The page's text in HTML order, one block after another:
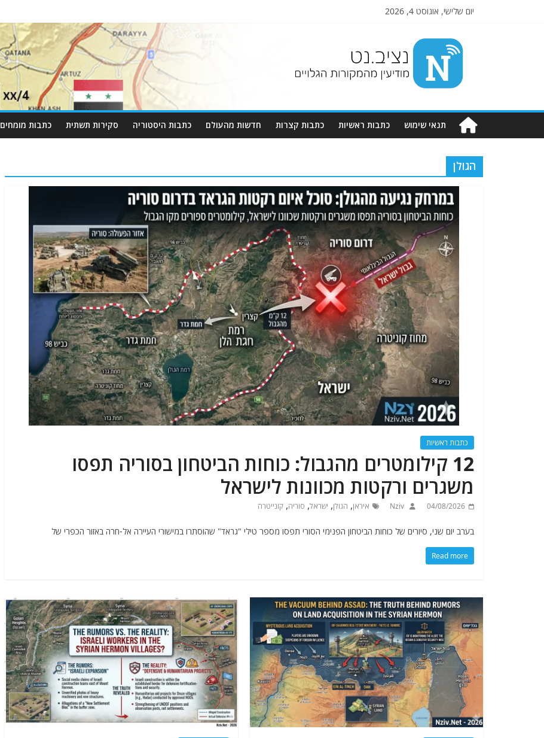
יום שלישי, אוגוסט 4, 2026
Nziv.net
מודיעין
מהמקורות
תנאי שימוש כתבות ראשיות כתבות קצרות חדשות מהעולם כתבות היסטוריה סקירות תשתית כתבות מומחים
הגולן
כתבות ראשיות
12 קילומטרים מהגבול: כוחות הביטחון בסוריה תפסו
משגרים ורקטות מכוונות לישראל
04/08/2026
Nziv איראן, הגולן, ישראל, סוריה, קונייטרה
בערב יום שני, סיורים של כוחות הביטחון הפנימי הסורי תפסו מספר טילי "גראד" שהוסתרו במישורי העיירה אל-חרה באזור הכפרי של
Read more